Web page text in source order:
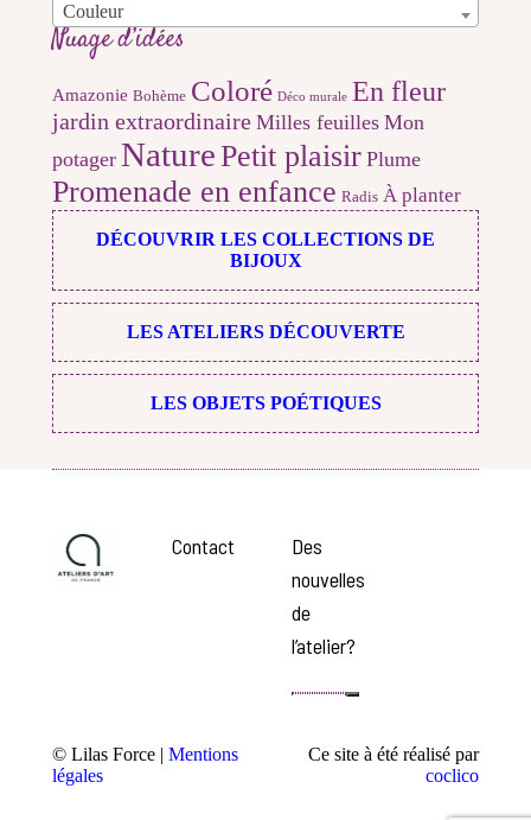
Couleur
Nuage d’idées
Amazonie Bohème Coloré Déco murale En fleur
jardin extraordinaire Milles feuilles Mon
potager NaturePetit plaisir Plume
Promenade en enfance Radis À planter
DÉCOUVRIR LES COLLECTIONS DE
BIJOUX
LES ATELIERS DÉCOUVERTE
LES OBJETS POÉTIQUES
Contact
Des
nouvelles
de
l’atelier ?
© Lilas Force | Mentions
légales
Ce site à été réalisé par
coclico